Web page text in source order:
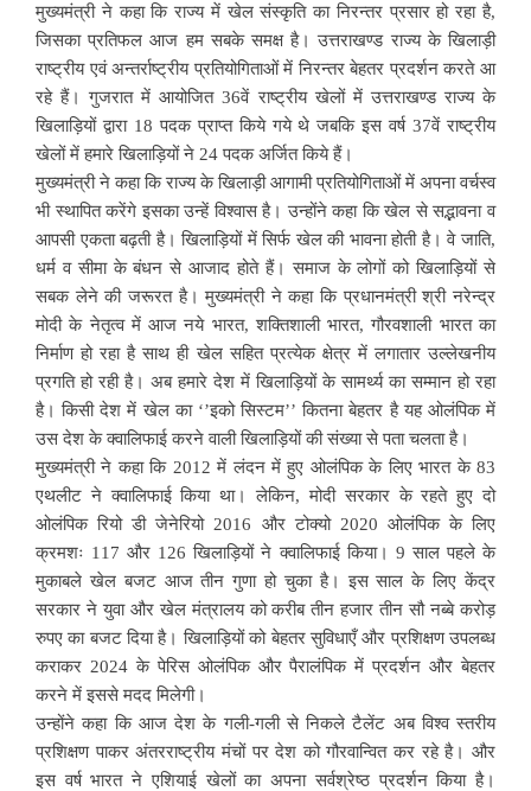
मुख्यमंत्री ने कहा कि राज्य में खेल संस्कृति का निरन्तर प्रसार हो रहा है,
जिसका प्रतिफल आज हम सबके समक्ष है। उत्तराखण्ड राज्य के खिलाड़ी
राष्ट्रीय एवं अन्तर्राष्ट्रीय प्रतियोगिताओं में निरन्तर बेहतर प्रदर्शन करते आ
रहे हैं। गुजरात में आयोजित 36वें राष्ट्रीय खेलों में उत्तराखण्ड राज्य के
खिलाड़ियों द्वारा 18 पदक प्राप्त किये गये थे जबकि इस वर्ष 37वें राष्ट्रीय
खेलों में हमारे खिलाड़ियों ने 24 पदक अर्जित किये हैं।
मुख्यमंत्री ने कहा कि राज्य के खिलाड़ी आगामी प्रतियोगिताओं में अपना वर्चस्व
भी स्थापित करेंगे इसका उन्हें विश्वास है। उन्होंने कहा कि खेल से सद्भावना व
आपसी एकता बढ़ती है। खिलाड़ियों में सिर्फ खेल की भावना होती है। वे जाति,
धर्म व सीमा के बंधन से आजाद होते हैं। समाज के लोगों को खिलाड़ियों से
सबक लेने की जरूरत है। मुख्यमंत्री ने कहा कि प्रधानमंत्री श्री नरेन्द्र
मोदी के नेतृत्व में आज नये भारत, शक्तिशाली भारत, गौरवशाली भारत का
निर्माण हो रहा है साथ ही खेल सहित प्रत्येक क्षेत्र में लगातार उल्लेखनीय
प्रगति हो रही है। अब हमारे देश में खिलाड़ियों के सामर्थ्य का सम्मान हो रहा
है। किसी देश में खेल का ‘’इको सिस्टम’’ कितना बेहतर है यह ओलंपिक में
उस देश के क्वालिफाई करने वाली खिलाड़ियों की संख्या से पता चलता है।
मुख्यमंत्री ने कहा कि 2012 में लंदन में हुए ओलंपिक के लिए भारत के 83
एथलीट ने क्वालिफाई किया था। लेकिन, मोदी सरकार के रहते हुए दो
ओलंपिक रियो डी जेनेरियो 2016 और टोक्यो 2020 ओलंपिक के लिए
क्रमशः 117 और 126 खिलाड़ियों ने क्वालिफाई किया। 9 साल पहले के
मुकाबले खेल बजट आज तीन गुणा हो चुका है। इस साल के लिए केंद्र
सरकार ने युवा और खेल मंत्रालय को करीब तीन हजार तीन सौ नब्बे करोड़
रुपए का बजट दिया है। खिलाड़ियों को बेहतर सुविधाएँ और प्रशिक्षण उपलब्ध
कराकर 2024 के पेरिस ओलंपिक और पैरालंपिक में प्रदर्शन और बेहतर
करने में इससे मदद मिलेगी।
उन्होंने कहा कि आज देश के गली-गली से निकले टैलेंट अब विश्व स्तरीय
प्रशिक्षण पाकर अंतरराष्ट्रीय मंचों पर देश को गौरवान्वित कर रहे है। और
इस वर्ष भारत ने एशियाई खेलों का अपना सर्वश्रेष्ठ प्रदर्शन किया है।